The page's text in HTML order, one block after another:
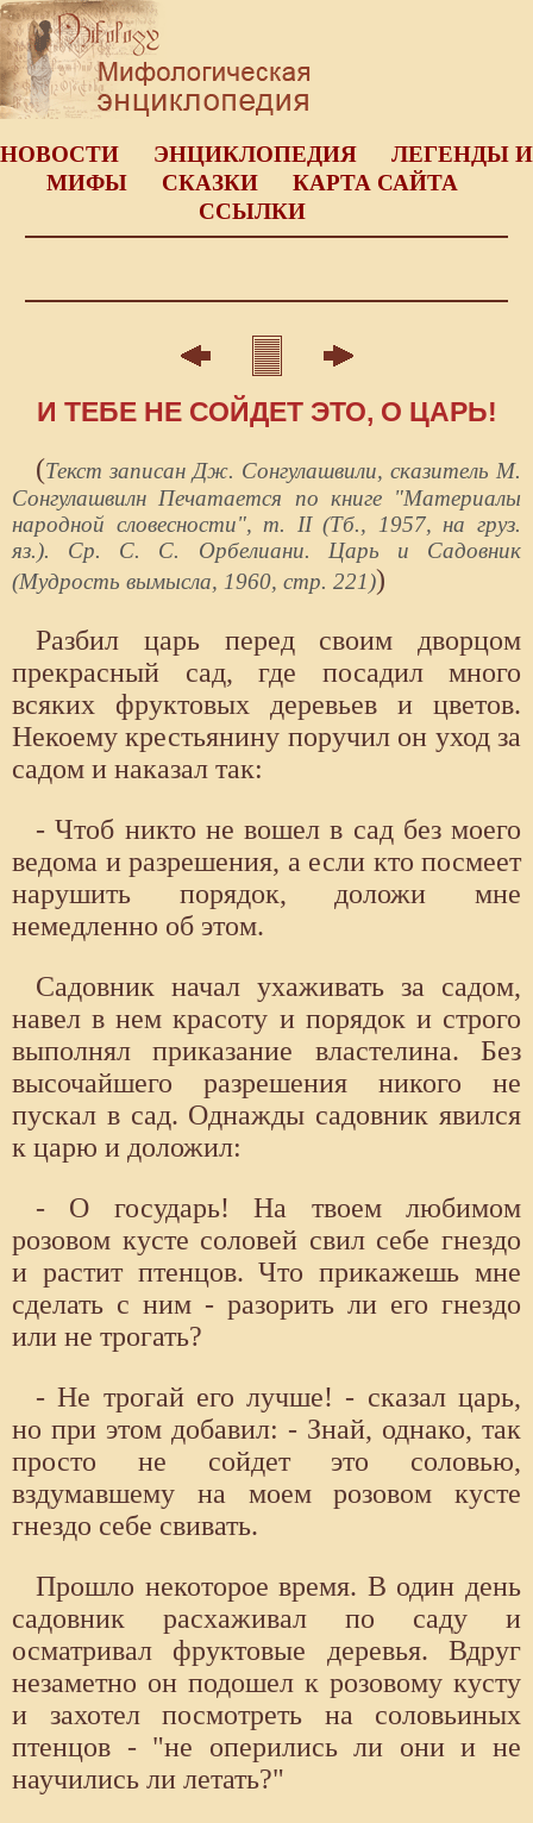
НОВОСТИ ЭНЦИКЛОПЕДИЯ
ЛЕГЕНДЫ И
МИФЫ
СКАЗКИ
КАРТА САЙТА
ССЫЛКИ
И ТЕБЕ НЕ СОЙДЕТ ЭТО, О ЦАРЬ!
(Текст записан Дж. Сонгулашвили, сказитель М.
Сонгулашвилн Печатается по книге "Материалы
народной словесности", т. II (Тб., 1957, на груз.
яз.). Ср. С. С. Орбелиани. Царь и Садовник
(Мудрость вымысла, 1960, стр. 221))
Разбил царь перед своим дворцом
прекрасный сад, где посадил много
всяких фруктовых деревьев и цветов.
Некоему крестьянину поручил он уход за
садом и наказал так:
- Чтоб никто не вошел в сад без моего
ведома и разрешения, а если кто посмеет
нарушить порядок, доложи мне
немедленно об этом.
Садовник начал ухаживать за садом,
навел в нем красоту и порядок и строго
выполнял приказание властелина. Без
высочайшего разрешения никого не
пускал в сад. Однажды садовник явился
к царю и доложил:
- О государь! На твоем любимом
розовом кусте соловей свил себе гнездо
и растит птенцов. Что прикажешь мне
сделать с ним - разорить ли его гнездо
или не трогать?
- Не трогай его лучше! - сказал царь,
но при этом добавил: - Знай, однако, так
просто не сойдет это соловью,
вздумавшему на моем розовом кусте
гнездо себе свивать.
Прошло некоторое время. В один день
садовник расхаживал по саду и
осматривал фруктовые деревья. Вдруг
незаметно он подошел к розовому кусту
и захотел посмотреть на соловьиных
птенцов - "не оперились ли они и не
научились ли летать?"